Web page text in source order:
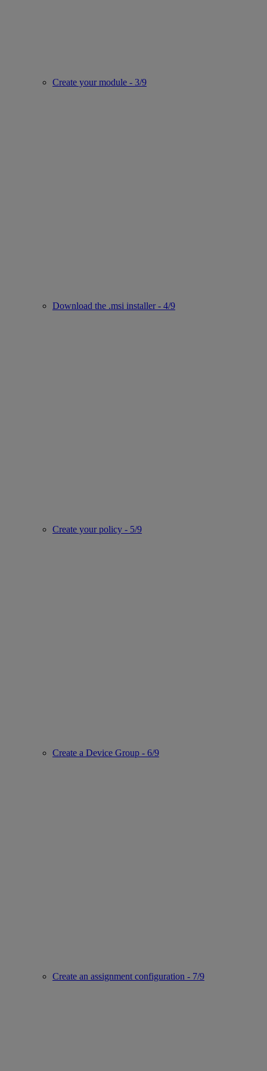
Create your module - 3/9
Download the .msi installer - 4/9
Create your policy - 5/9
Create a Device Group - 6/9
Create an assignment configuration - 7/9